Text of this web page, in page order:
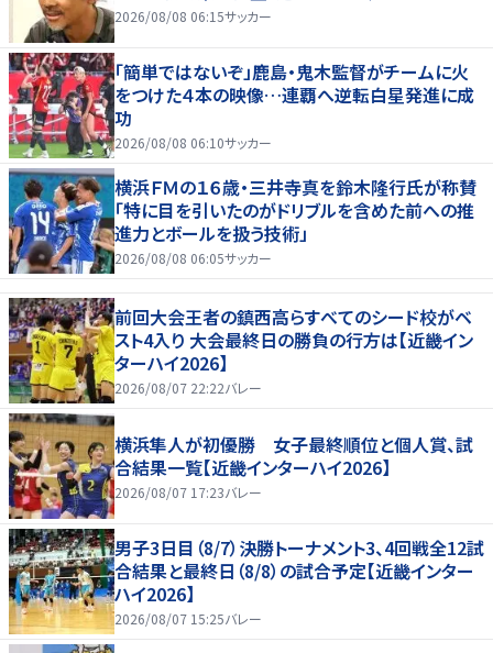
2026/08/08 06:15サッカー
「簡単ではないぞ」鹿島・鬼木監督がチームに火
をつけた４本の映像…連覇へ逆転白星発進に成
功
2026/08/08 06:10サッカー
横浜ＦＭの１６歳・三井寺真を鈴木隆行氏が称賛
「特に目を引いたのがドリブルを含めた前への推
進力とボールを扱う技術」
2026/08/08 06:05サッカー
前回大会王者の鎮西高らすべてのシード校がベ
スト4入り 大会最終日の勝負の行方は【近畿イン
ターハイ2026】
2026/08/07 22:22バレー
横浜隼人が初優勝 女子最終順位と個人賞、試
合結果一覧【近畿インターハイ2026】
2026/08/07 17:23バレー
男子3日目（8/7）決勝トーナメント3、4回戦全12試
合結果と最終日（8/8）の試合予定【近畿インター
ハイ2026】
2026/08/07 15:25バレー